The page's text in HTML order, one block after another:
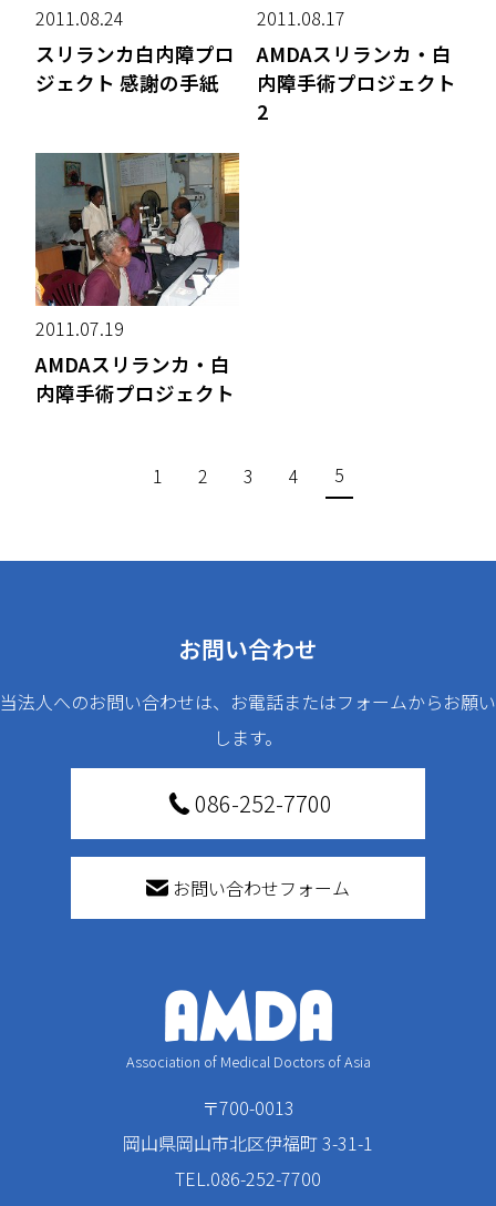
2011.08.24
スリランカ白内障プロ
ジェクト 感謝の手紙
2011.08.17
AMDAスリランカ・白
内障手術プロジェクト
2
2011.07.19
AMDAスリランカ・白
内障手術プロジェクト
1 2 3 4 5
お問い合わせ
当法人へのお問い合わせは、お電話またはフォームからお願い
します。
086-252-7700
お問い合わせフォーム
Association of Medical Doctors of Asia
〒700-0013
岡山県岡山市北区伊福町 3-31-1
TEL.086-252-7700